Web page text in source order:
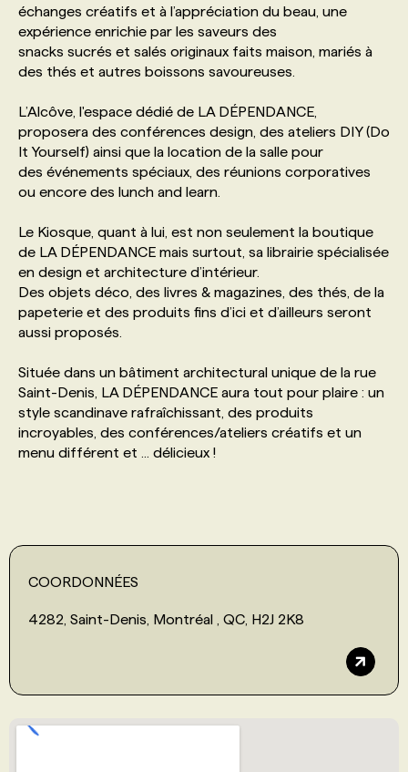
NOS TARIFS
PROGRAMMES DE SUBVENTIONS
FAQ
ANNONCEZ AVEC NOUS
échanges créatifs et à l’appréciation du beau, une
expérience enrichie par les saveurs des
snacks sucrés et salés originaux faits maison, mariés à
des thés et autres boissons savoureuses.
L’Alcôve, l'espace dédié de LA DÉPENDANCE,
proposera des conférences design, des ateliers DIY (Do
It Yourself) ainsi que la location de la salle pour
des événements spéciaux, des réunions corporatives
ou encore des lunch and learn.
Le Kiosque, quant à lui, est non seulement la boutique
de LA DÉPENDANCE mais surtout, sa librairie spécialisée
en design et architecture d’intérieur.
Des objets déco, des livres & magazines, des thés, de la
papeterie et des produits fins d’ici et d’ailleurs seront
aussi proposés.
Située dans un bâtiment architectural unique de la rue
Saint-Denis, LA DÉPENDANCE aura tout pour plaire : un
style scandinave rafraîchissant, des produits
incroyables, des conférences/ateliers créatifs et un
menu différent et ... délicieux !
COORDONNÉES
4282, Saint-Denis, Montréal , QC, H2J 2K8